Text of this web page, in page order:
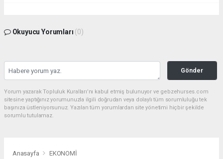
Okuyucu Yorumları (0)
Gönder
Yorum yazarak Topluluk Kuralları’nı kabul etmiş bulunuyor ve gebzehurses.com
sitesine yaptığınız yorumunuzla ilgili doğrudan veya dolaylı tüm sorumluluğu tek
başınıza üstleniyorsunuz. Yazılan tüm yorumlardan site yönetimi hiçbir şekilde
sorumlu tutulamaz.
Anasayfa EKONOMİ